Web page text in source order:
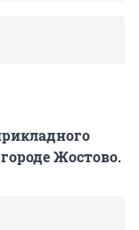
Жостово.